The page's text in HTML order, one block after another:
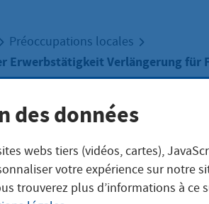
Préoccupations locales
Erwerbstätigkeit Verlängerung für
des données
webs tiers (vidéos, cartes),
votre expérience sur notre
trouverez plus d’informations à ce